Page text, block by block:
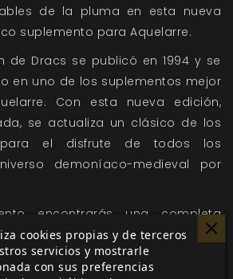
de la pluma en esta nueva
suplemento para Aquelarre.
de Dracs se publicó en 1994 y se
en uno de los suplementos mejor
Con esta nueva edición,
se actualiza un clásico de los
el disfrute de todos los
demoníaco-medieval por
encontrarás una completa
sus territorios, su historia,
y sus órdenes militares y
cookies propias y de terceros
servicios y mostrarle
con sus preferencias